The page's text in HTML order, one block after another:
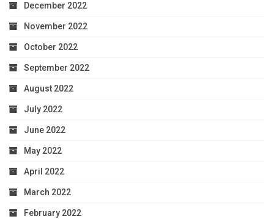
December 2022
November 2022
October 2022
September 2022
August 2022
July 2022
June 2022
May 2022
April 2022
March 2022
February 2022